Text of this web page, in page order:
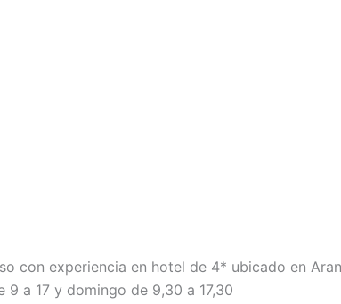
con experiencia en hotel de 4* ubicado en
9 a 17 y domingo de 9,30 a 17,30